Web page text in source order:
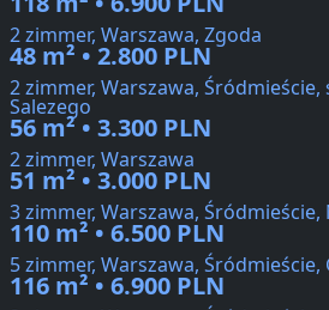
2 zimmer, Warszawa, Zgoda
48 m² • 2.800 PLN
2 zimmer, Warszawa, Śródmieście,
Salezego
56 m² • 3.300 PLN
2 zimmer, Warszawa
51 m² • 3.000 PLN
3 zimmer, Warszawa, Śródmieście,
110 m² • 6.500 PLN
5 zimmer, Warszawa,
116 m² • 6.900 PLN